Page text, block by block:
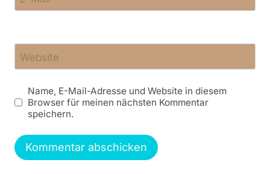
Website
Name, E-Mail-Adresse und Website in diesem
Browser für meinen nächsten Kommentar
speichern.